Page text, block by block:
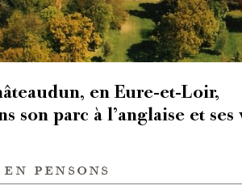
en Eure-et-Loir,
son parc à l’anglaise et ses
pensons